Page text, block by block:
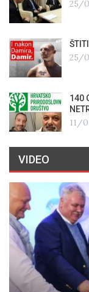
25/
25/
140
11/
VIDEO